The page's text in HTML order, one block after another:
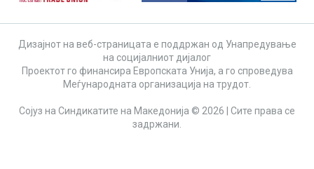
Дизајнот на веб-страницата е поддржан од Унапредување
на социјалниот дијалог
Проектот го финансира Европската Унија, а го спроведува
Меѓународната организација на трудот.
Сојуз на Синдикатите на Македонија © 2026 | Сите права се
задржани.